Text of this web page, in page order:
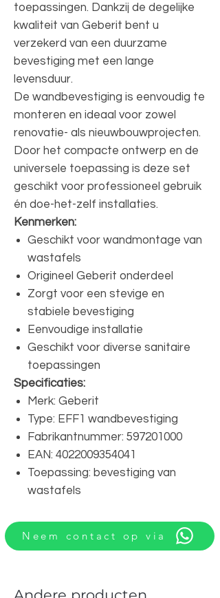
toepassingen. Dankzij de degelijke
kwaliteit van Geberit bent u
verzekerd van een duurzame
bevestiging met een lange
levensduur.
De wandbevestiging is eenvoudig te
monteren en ideaal voor zowel
renovatie- als nieuwbouwprojecten.
Door het compacte ontwerp en de
universele toepassing is deze set
geschikt voor professioneel gebruik
én doe-het-zelf installaties.
Kenmerken:
Geschikt voor wandmontage van
wastafels
Origineel Geberit onderdeel
Zorgt voor een stevige en
stabiele bevestiging
Eenvoudige installatie
Geschikt voor diverse sanitaire
toepassingen
Specificaties:
Merk: Geberit
Type: EFF1 wandbevestiging
Fabrikantnummer: 597201000
EAN: 4022009354041
Toepassing: bevestiging van
wastafels
Neem contact op via
Andere producten